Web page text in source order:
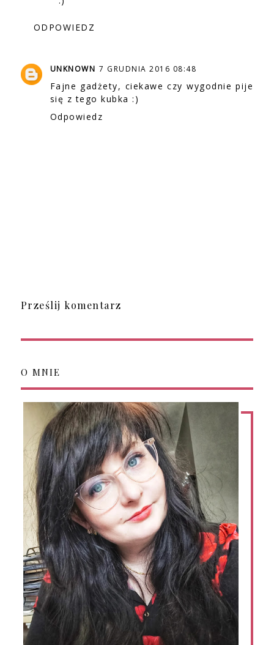
ODPOWIEDZ
UNKNOWN 7 GRUDNIA 2016 08:48
Fajne gadżety, ciekawe czy wygodnie pije
się z tego kubka :)
Odpowiedz
Prześlij komentarz
O MNIE